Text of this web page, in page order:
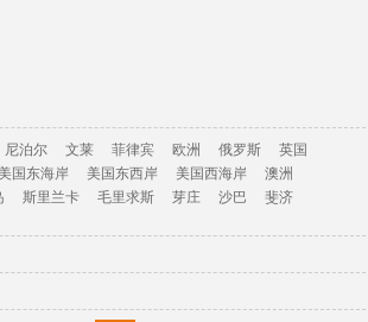
尼泊尔 文莱 菲律宾 欧洲 俄罗斯
英国
国东海岸 美国东西岸 美国西海岸
澳洲
斯里兰卡 毛里求斯 芽庄 沙巴
斐济